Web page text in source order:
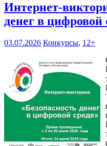
Интернет-
денег в цифровой
03.07.2026 Конкурсы, 12+